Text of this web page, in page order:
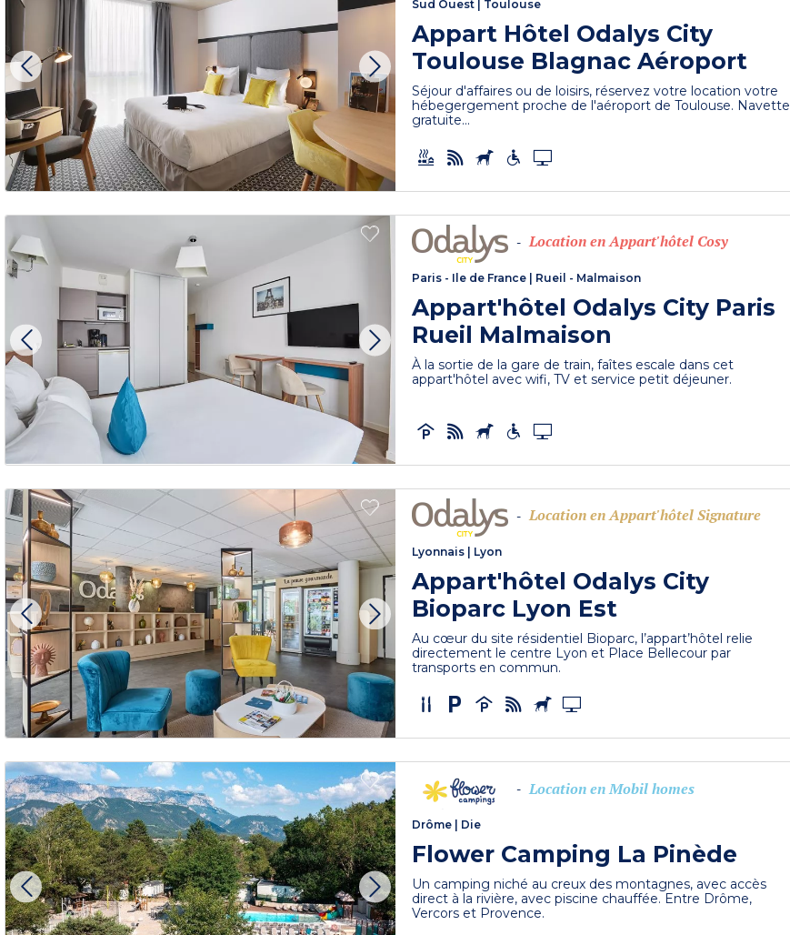
Sud Ouest Toulouse
Appart Hôtel Odalys City
Toulouse Blagnac Aéroport
Séjour d'affaires ou de loisirs, réservez votre location votre
hébegergement proche de l'aéroport de Toulouse. Navette
gratuite...
- Location en Appart'hôtel Cosy
Paris - Ile de France Rueil - Malmaison
Appart'hôtel Odalys City Paris
Rueil Malmaison
À la sortie de la gare de train, faîtes escale dans cet
appart'hôtel avec wifi, TV et service petit déjeuner.
- Location en Appart'hôtel Signature
Lyonnais | Lyon
Appart'hôtel Odalys City
Bioparc Lyon Est
Au cœur du site résidentiel Bioparc, l’appart’hôtel relie
directement le centre Lyon et Place Bellecour par
transports en commun.
- Location en Mobil homes
Drôme Die
Flower Camping La Pinède
Un camping niché au creux des montagnes, avec accès
direct à la rivière, avec piscine chauffée. Entre Drôme,
Vercors et Provence.